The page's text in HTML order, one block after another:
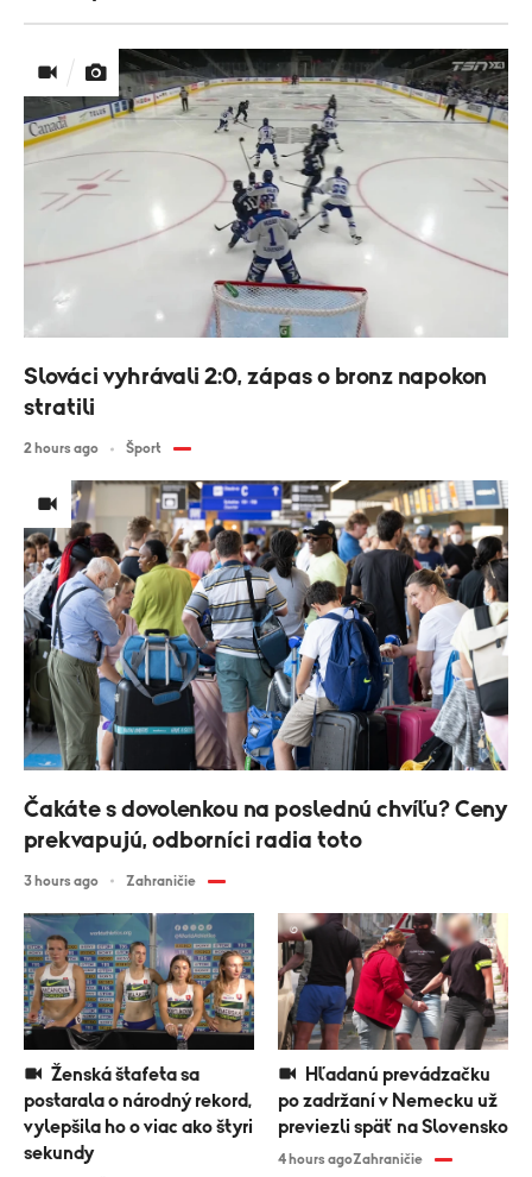
Slováci vyhrávali 2:0, zápas o bronz napokon
stratili
2 hours ago Šport
Čakáte s dovolenkou na poslednú chvíľu? Ceny
prekvapujú, odborníci radia toto
3 hours ago Zahraničie
postarala o národný rekord,
vylepšila ho o viac ako štyri
sekundy
po zadržaní v Nemecku už
previezli späť na Slovensko
4 hours agoZahraničie